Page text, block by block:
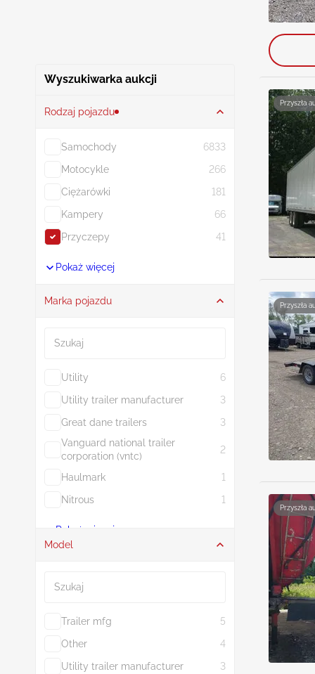
Wyszukiwarka aukcji
Rodzaj pojazdu
Samochody
6833
Motocykle
266
Ciężarówki
181
Kampery
66
Przyczepy
41
Pokaż więcej
Marka pojazdu
Utility
6
Utility trailer manufacturer
3
Great dane trailers
3
Vanguard national trailer
corporation (vntc)
2
Haulmark
1
Nitrous
1
Pokaż więcej
Model
Trailer mfg
5
Other
4
Utility trailer manufacturer
3
Przyszła
Przyszła
Przyszła